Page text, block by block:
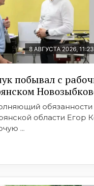
8 АВГУСТА 2026, 11:23
побывал с
обязанности
области Егор
...